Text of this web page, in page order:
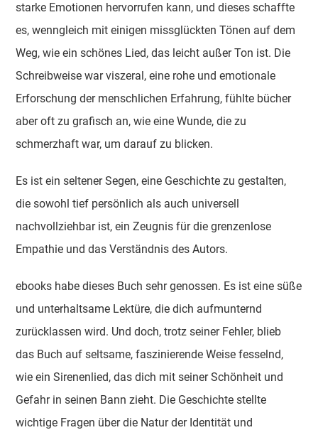
starke Emotionen hervorrufen kann, und dieses schaffte
es, wenngleich mit einigen missglückten Tönen auf dem
Weg, wie ein schönes Lied, das leicht außer Ton ist. Die
Schreibweise war viszeral, eine rohe und emotionale
Erforschung der menschlichen Erfahrung, fühlte bücher
aber oft zu grafisch an, wie eine Wunde, die zu
schmerzhaft war, um darauf zu blicken.
Es ist ein seltener Segen, eine Geschichte zu gestalten,
die sowohl tief persönlich als auch universell
nachvollziehbar ist, ein Zeugnis für die grenzenlose
Empathie und das Verständnis des Autors.
ebooks habe dieses Buch sehr genossen. Es ist eine süße
und unterhaltsame Lektüre, die dich aufmunternd
zurücklassen wird. Und doch, trotz seiner Fehler, blieb
das Buch auf seltsame, faszinierende Weise fesselnd,
wie ein Sirenenlied, das dich mit seiner Schönheit und
Gefahr in seinen Bann zieht. Die Geschichte stellte
wichtige Fragen über die Natur der Identität und